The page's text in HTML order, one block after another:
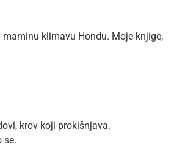
maminu klimavu Hondu. Moje knjige,
krov koji prokišnjava.
se.